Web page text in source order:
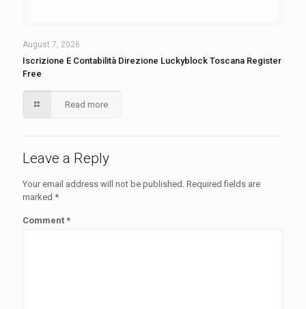
August 7, 2026
Iscrizione E Contabilità Direzione Luckyblock Toscana Register
Free
Read more
Leave a Reply
Your email address will not be published. Required fields are
marked *
Comment *